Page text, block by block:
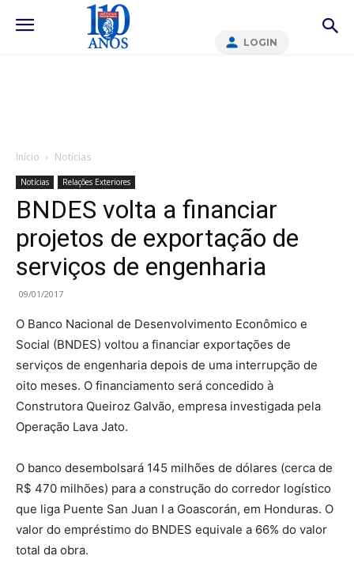
LOGIN
Início Notícias
Notícias Relações Exteriores
BNDES volta a financiar
projetos de exportação de
serviços de engenharia
09/01/2017
O Banco Nacional de Desenvolvimento Econômico e
Social (BNDES) voltou a financiar exportações de
serviços de engenharia depois de uma interrupção de
oito meses. O financiamento será concedido à
Construtora Queiroz Galvão, empresa investigada pela
Operação Lava Jato.
O banco desembolsará 145 milhões de dólares (cerca de
R$ 470 milhões) para a construção do corredor logístico
que liga Puente San Juan I a Goascorán, em Honduras. O
valor do empréstimo do BNDES equivale a 66% do valor
total da obra.